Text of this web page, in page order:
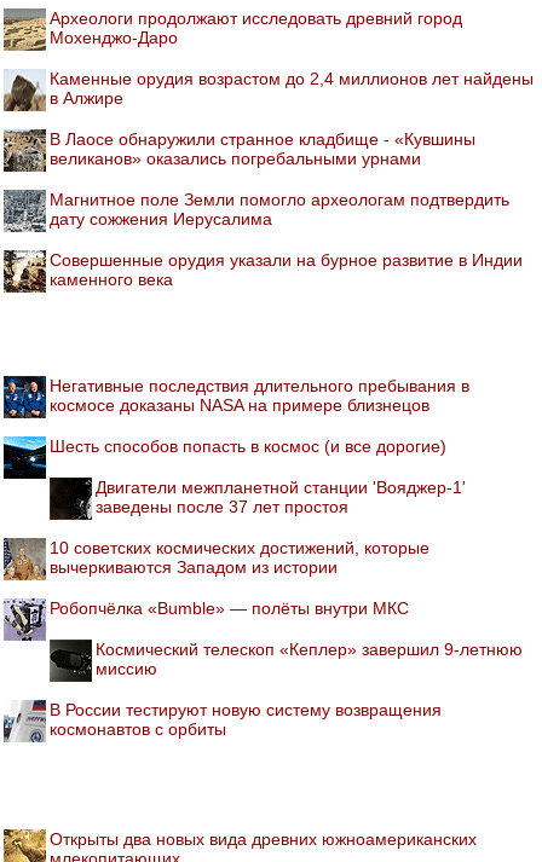
Археологи продолжают исследовать древний город
Мохенджо-Даро
Каменные орудия возрастом до 2,4 миллионов лет найдены
в Алжире
В Лаосе обнаружили странное кладбище - «Кувшины
великанов» оказались погребальными урнами
Магнитное поле Земли помогло археологам подтвердить
дату сожжения Иерусалима
Совершенные орудия указали на бурное развитие в Индии
каменного века
Негативные последствия длительного пребывания в
космосе доказаны NASA на примере близнецов
Шесть способов попасть в космос (и все дорогие)
Двигатели межпланетной станции 'Вояджер-1'
заведены после 37 лет простоя
10 советских космических достижений, которые
вычеркиваются Западом из истории
Робопчёлка «Bumble» — полёты внутри МКС
Космический телескоп «Кеплер» завершил 9-летнюю
миссию
В России тестируют новую систему возвращения
космонавтов с орбиты
Открыты два новых вида древних южноамериканских